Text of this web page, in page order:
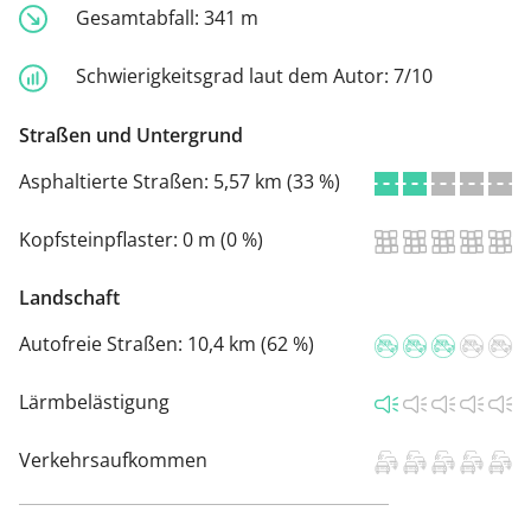
Gesamtabfall: 341 m
Schwierigkeitsgrad laut dem Autor: 7/10
Straßen und Untergrund
Asphaltierte Straßen: 5,57 km (33 %)
Kopfsteinpflaster: 0 m (0 %)
Landschaft
Autofreie Straßen: 10,4 km (62 %)
Lärmbelästigung
Verkehrsaufkommen